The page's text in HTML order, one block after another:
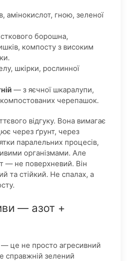
амінокислот, гною, зеленої
борошна,
компосту з високим
шкірки, рослинної
— з яєчної шкаралупи,
черепашок.
відгуку. Вона вимагає
через ґрунт, через
паралельних процесів,
організмами. Але
— не поверхневий. Він
та стійкий. Не спалах, а
— азот +
це не просто агресивний
справжній зелений